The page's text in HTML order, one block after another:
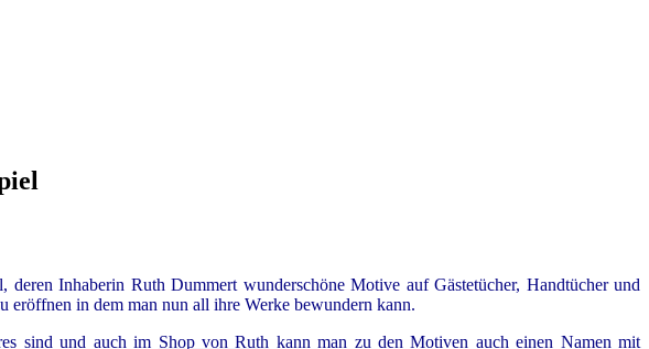
Inhaberin Ruth Dummert wunderschöne Motive auf Gästetücher, Handtücher und
eröffnen in dem man nun all ihre Werke bewundern kann.
sind und auch im Shop von Ruth kann man zu den Motiven auch einen Namen mit